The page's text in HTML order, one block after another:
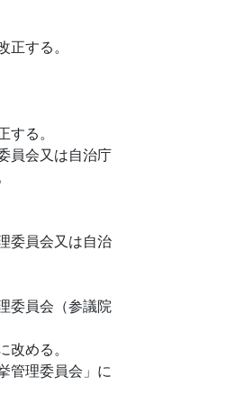
する。
る。
員会又は自治庁
委員会又は自治
委員会（参議院
める。
管理委員会」に